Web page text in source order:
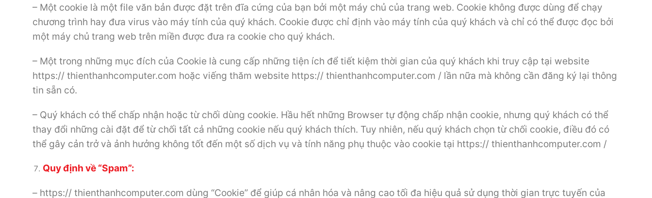
– Một cookie là một file văn bản được đặt trên đĩa cứng của bạn bởi một máy chủ của trang web. Cookie không được dùng để chạy
chương trình hay đưa virus vào máy tính của quý khách. Cookie được chỉ định vào máy tính của quý khách và chỉ có thể được đọc bởi
một máy chủ trang web trên miền được đưa ra cookie cho quý khách.
– Một trong những mục đích của Cookie là cung cấp những tiện ích để tiết kiệm thời gian của quý khách khi truy cập tại website
https:// thienthanhcomputer.com hoặc viếng thăm website https:// thienthanhcomputer.com / lần nữa mà không cần đăng ký lại thông
tin sẵn có.
– Quý khách có thể chấp nhận hoặc từ chối dùng cookie. Hầu hết những Browser tự động chấp nhận cookie, nhưng quý khách có thể
thay đổi những cài đặt để từ chối tất cả những cookie nếu quý khách thích. Tuy nhiên, nếu quý khách chọn từ chối cookie, điều đó có
thể gây cản trở và ảnh hưởng không tốt đến một số dịch vụ và tính năng phụ thuộc vào cookie tại https:// thienthanhcomputer.com /
Quy định về “Spam”:
– https:// thienthanhcomputer.com dùng “Cookie” để giúp cá nhân hóa và nâng cao tối đa hiệu quả sử dụng thời gian trực tuyến của